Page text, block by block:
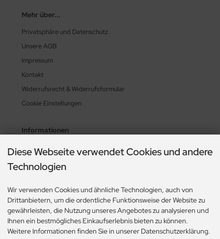
Mehr über...
Privatsphäre und Datenschutz
Unsere AGB
Impressum
Kontakt
Widerrufsrecht & Widerrufsformular
Cookie Einstellungen
Informationen
Zahlung & Versand
Lieferzeit & Lieferbedingungen
Historie? Fehlanzeige!
Aktionsheft Sommer 2026
Zahlungsmethoden
Diese Webseite verwendet Cookies und andere
Technologien
Wir verwenden Cookies und ähnliche Technologien, auch von
Drittanbietern, um die ordentliche Funktionsweise der Website zu
gewährleisten, die Nutzung unseres Angebotes zu analysieren und
Ihnen ein bestmögliches Einkaufserlebnis bieten zu können.
Weitere Informationen finden Sie in unserer Datenschutzerklärung.